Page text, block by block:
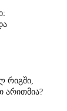
რიგში,
არითმია?